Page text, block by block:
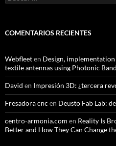
COMENTARIOS RECIENTES
Webfleeten Design,
textile antennas using Photonic
David en Impresión 3D: ¿tercera
Fresadora cnc en Deusto Fab Lab:
centro-armonia.com en Reality Is
Better and How They Can Change